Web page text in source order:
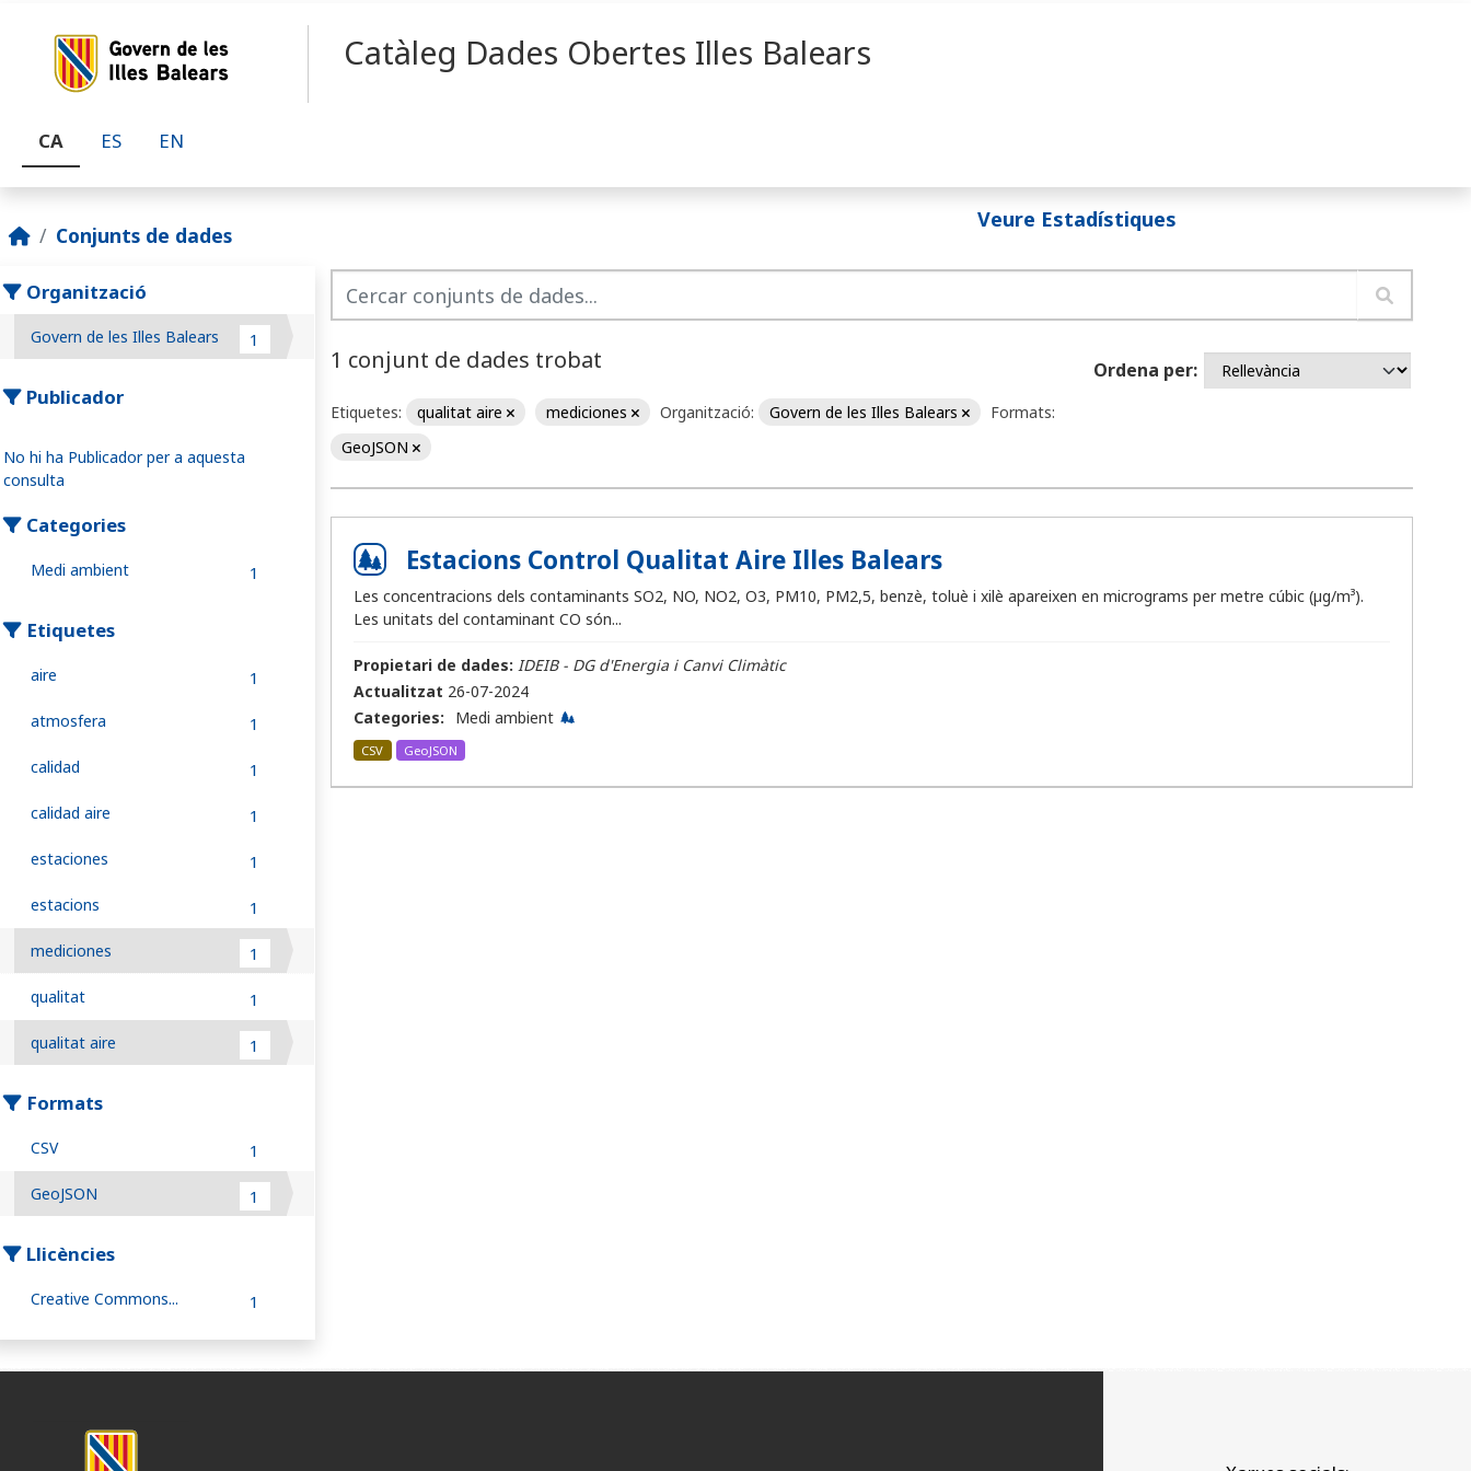
Catàleg Dades Obertes Illes Balears
CA ES EN
Veure Estadístiques
Conjunts de dades
Organització
Govern de les Illes Balears 1
Publicador
No hi ha Publicador per a aquesta
consulta
Categories
Medi ambient 1
Etiquetes
aire 1
atmosfera 1
calidad 1
calidad aire 1
estaciones 1
estacions 1
mediciones 1
qualitat 1
qualitat aire 1
Formats
CSV 1
GeoJSON 1
Llicències
Creative Commons... 1
Ordena per
1 conjunt de dades trobat
Etiquetes: qualitat aire mediciones Organització: Govern de les Illes Balears
Formats:
GeoJSON
Estacions Control Qualitat Aire Illes Balears
Les concentracions dels contaminants SO2, NO, NO2, O3, PM10, PM2,5, benzè, toluè i xilè apareixen en micrograms per metre cúbic (µg/m³).
Les unitats del contaminant CO són...
Propietari de dades: IDEIB - DG d'Energia i Canvi Climàtic
Actualitzat 26-07-2024
Categories:
Medi ambient
CSV GeoJSON